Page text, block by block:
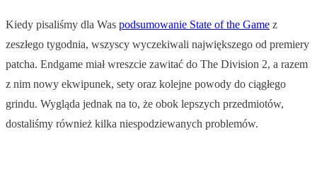
Kiedy pisaliśmy dla Was podsumowanie State of the Game z
zeszłego tygodnia, wszyscy wyczekiwali największego od premiery
patcha. Endgame miał wreszcie zawitać do The Division 2, a razem
z nim nowy ekwipunek, sety oraz kolejne powody do ciągłego
grindu. Wygląda jednak na to, że obok lepszych przedmiotów,
dostaliśmy również kilka niespodziewanych problemów.